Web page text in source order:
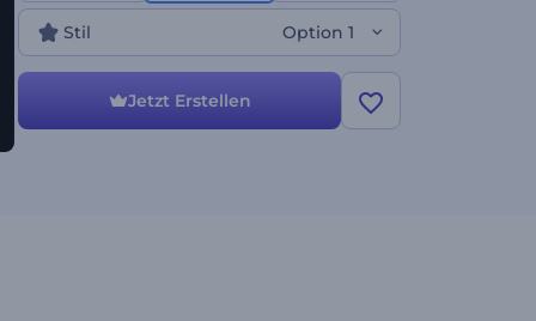
Stil Option 1
Jetzt Erstellen